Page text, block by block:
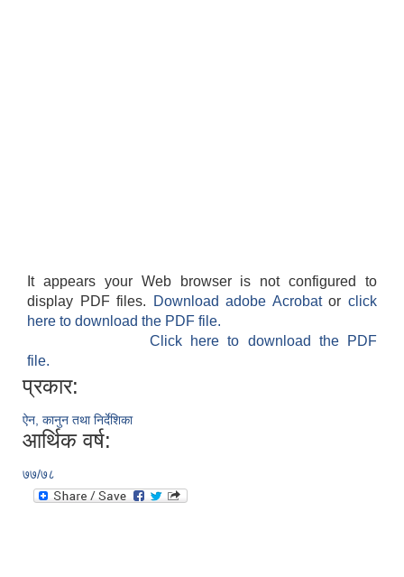
It appears your Web browser is not configured to
display PDF files.
Download adobe Acrobatorclick
here to download the PDF file.
Click here to download the PDF
file.
प्रकार:
ऐन, कानुन तथा निर्देशिका
आर्थिक वर्ष:
७७/७८